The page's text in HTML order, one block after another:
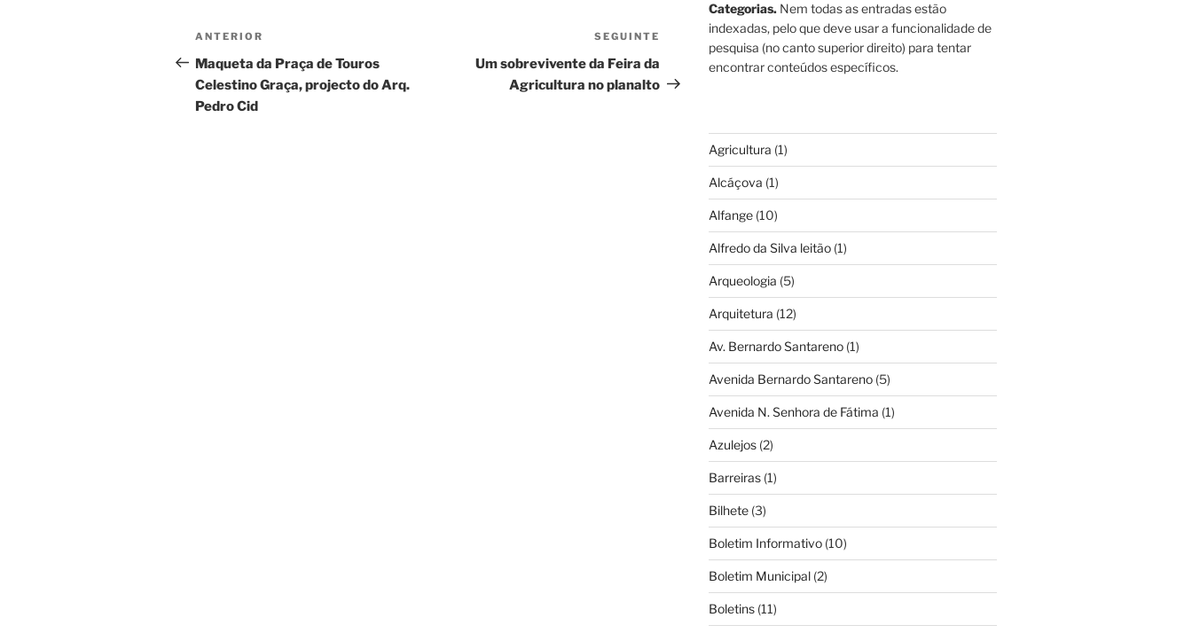
Navegação
de
artigos
Conteúdo
anterior
ANTERIOR
Maqueta da Praça de Touros
Celestino Graça, projecto do Arq.
Pedro Cid
Conteúdo
seguinte
SEGUINTE
Um sobrevivente da Feira da
Agricultura no planalto
Categorias.Nem todas as entradas estão
indexadas, pelo que deve usar a funcionalidade de
pesquisa (no canto superior direito) para tentar
encontrar conteúdos específicos.
Agricultura (1)
Alcáçova (1)
Alfange(10)
Alfredo da Silva leitão(1)
Arqueologia (5)
Arquitetura (12)
Av. Bernardo Santareno(1)
Avenida Bernardo Santareno(5)
Avenida N. Senhora de Fátima (1)
Azulejos(2)
Barreiras(1)
Bilhete(3)
Boletim Informativo(10)
Boletim Municipal(2)
Boletins(11)